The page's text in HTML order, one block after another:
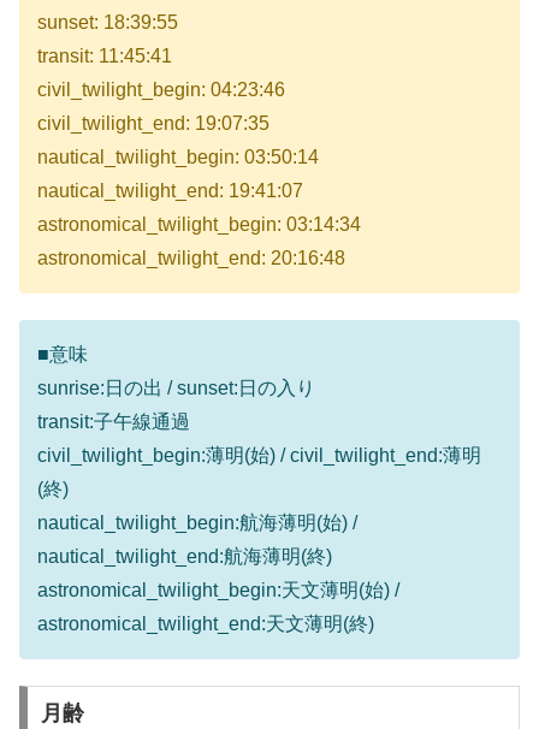
sunset: 18:39:55
transit: 11:45:41
civil_twilight_begin: 04:23:46
civil_twilight_end: 19:07:35
nautical_twilight_begin: 03:50:14
nautical_twilight_end: 19:41:07
astronomical_twilight_begin: 03:14:34
astronomical_twilight_end: 20:16:48
■意味
sunrise:日の出 / sunset:日の入り
transit:子午線通過
civil_twilight_begin:薄明(始) / civil_twilight_end:薄明
(終)
nautical_twilight_begin:航海薄明(始) /
nautical_twilight_end:航海薄明(終)
astronomical_twilight_begin:天文薄明(始) /
astronomical_twilight_end:天文薄明(終)
月齢